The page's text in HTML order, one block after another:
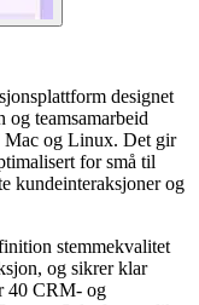
designet
teamsamarbeid
Mac og Linux. Det gir
for små til
kundeinteraksjoner og
stemmekvalitet
og sikrer klar
40 CRM- og